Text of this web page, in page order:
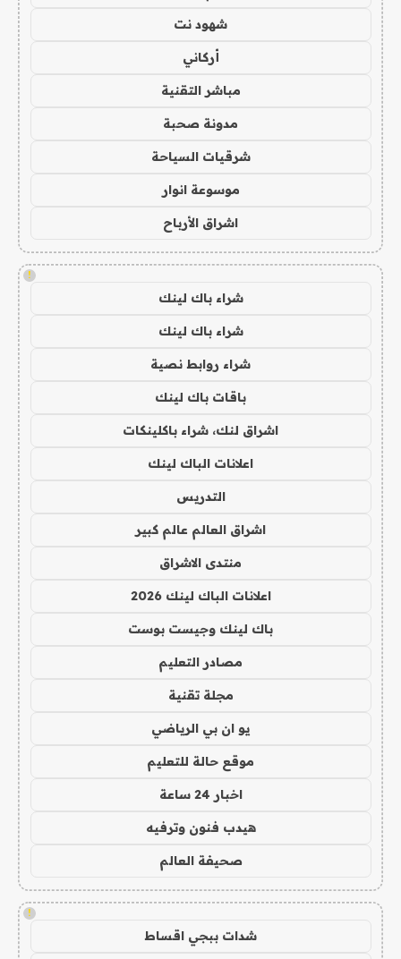
شهود نت
أركاني
مباشر التقنية
مدونة صحبة
شرقيات السياحة
موسوعة انوار
اشراق الأرباح
!
شراء باك لينك
شراء باك لينك
شراء روابط نصية
باقات باك لينك
اشراق لنك، شراء باكلينكات
اعلانات الباك لينك
التدريس
اشراق العالم عالم كبير
منتدى الاشراق
اعلانات الباك لينك 2026
باك لينك وجيست بوست
مصادر التعليم
مجلة تقنية
يو ان بي الرياضي
موقع حالة للتعليم
اخبار 24 ساعة
هيدب فنون وترفيه
صحيفة العالم
!
شدات ببجي اقساط